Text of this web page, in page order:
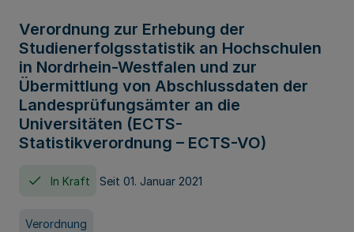
Verordnung zur Erhebung der
Studienerfolgsstatistik an Hochschulen
in Nordrhein-Westfalen und zur
Übermittlung von Abschlussdaten der
Landesprüfungsämter an die
Universitäten (ECTS-
Statistikverordnung – ECTS-VO)
In Kraft Seit 01. Januar 2021
Verordnung